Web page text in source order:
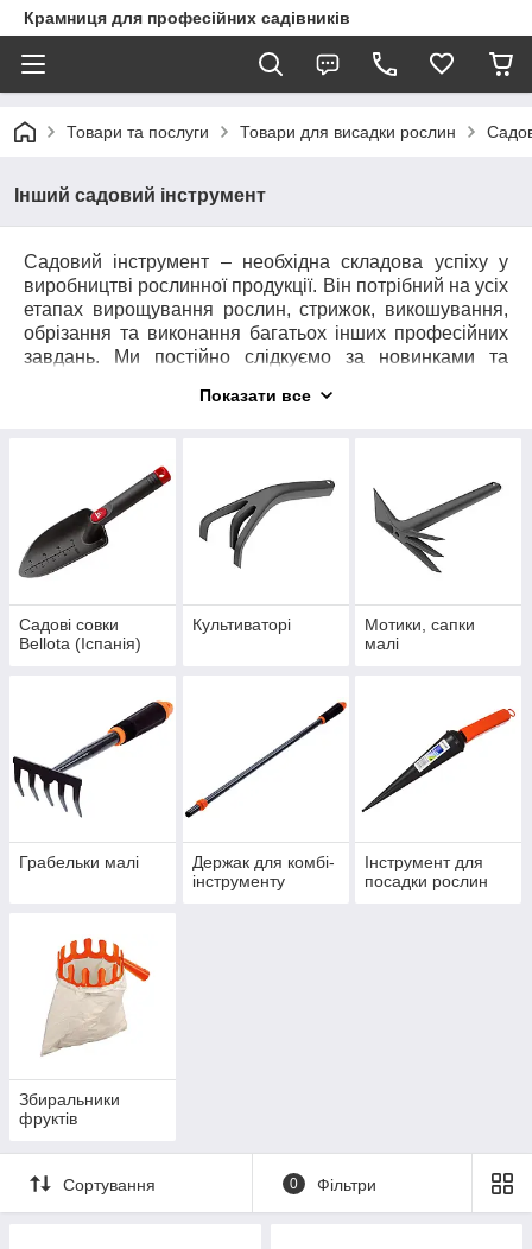
Крамниця для професійних садівників
Товари та послуги Товари для висадки рослин
Інший садовий інструмент
Садовий інструмент – необхідна складова успіху у
виробництві рослинної продукції. Він потрібний на усіх
етапах вирощування рослин, стрижок, викошування,
обрізання та виконання багатьох інших професійних
завдань. Ми постійно слідкуємо за новинками та
пропонуємо широкий асортимент товарів для людей із
Показати все
Садові совки
Bellota (Іспанія)
Культиваторі
Мотики, сапки
малі
Грабельки малі
Держак для комбі-
інструменту
Інструмент для
посадки рослин
Збиральники
фруктів
Сортування 0 Фільтри